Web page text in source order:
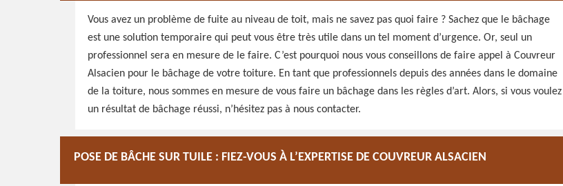
Vous avez un problème de fuite au niveau de toit, mais ne savez pas quoi faire ? Sachez que le bâchage
est une solution temporaire qui peut vous être très utile dans un tel moment d’urgence. Or, seul un
professionnel sera en mesure de le faire. C’est pourquoi nous vous conseillons de faire appel à Couvreur
Alsacien pour le bâchage de votre toiture. En tant que professionnels depuis des années dans le domaine
de la toiture, nous sommes en mesure de vous faire un bâchage dans les règles d’art. Alors, si vous voulez
un résultat de bâchage réussi, n’hésitez pas à nous contacter.
POSE DE BÂCHE SUR TUILE : FIEZ-VOUS À L’EXPERTISE DE COUVREUR ALSACIEN